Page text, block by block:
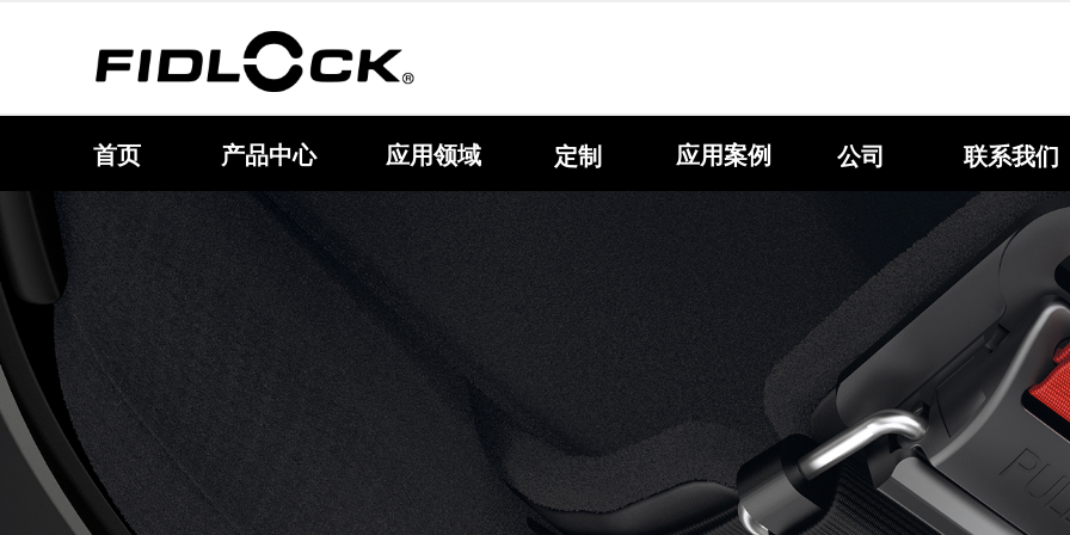
首页 产品中心 定制 应用案例 公司 联系我们
应用领域